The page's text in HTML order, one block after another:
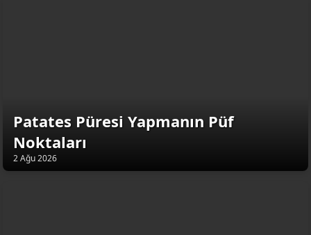
Patates Püresi Yapmanın Püf
Noktaları
2 Ağu 2026